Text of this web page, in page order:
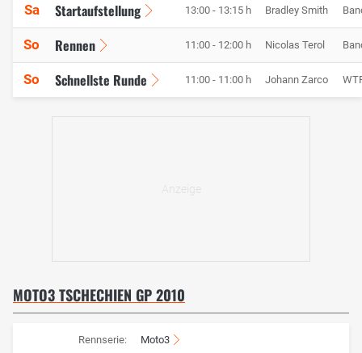
Sa Startaufstellung 13:00 - 13:15 h Bradley Smith
So Rennen 11:00 - 12:00 h Nicolas Terol
So Schnellste Runde 11:00 - 11:00 h Johann Zarco
MOTO3 TSCHECHIEN GP 2010
Rennserie: Moto3